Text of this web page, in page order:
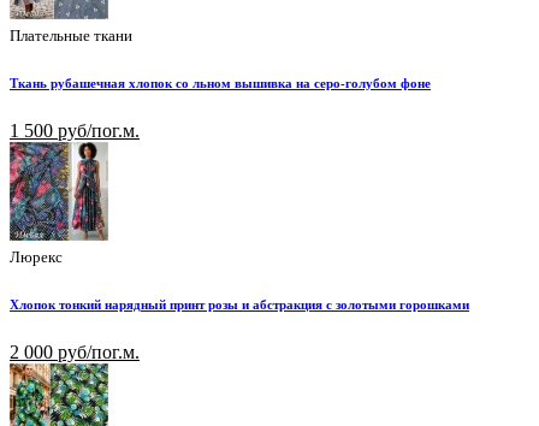
Плательные ткани
Ткань рубашечная хлопок со льном вышивка на серо-голубом фоне
1 500 руб/пог.м.
Люрекс
Хлопок тонкий нарядный принт розы и абстракция с золотыми горошками
2 000 руб/пог.м.